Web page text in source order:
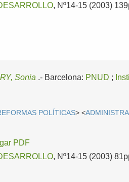
, Nº14-15 (2003)
Sonia .- Barcelona: PNUD ;
POLÍTICAS> <
PDF
, Nº14-15 (2003)